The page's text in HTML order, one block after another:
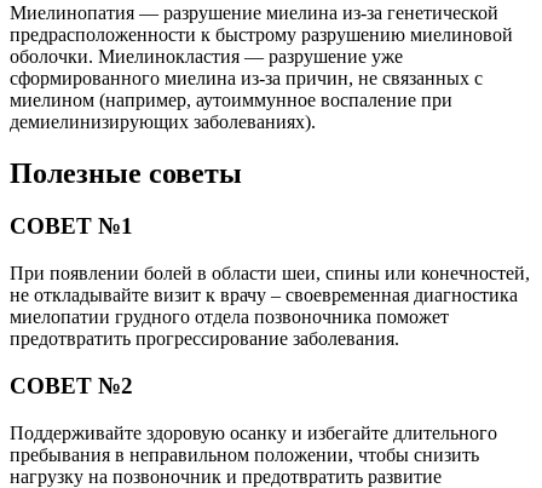
Миелинопатия — разрушение миелина из-за генетической
предрасположенности к быстрому разрушению миелиновой
оболочки. Миелинокластия — разрушение уже
сформированного миелина из-за причин, не связанных с
миелином (например, аутоиммунное воспаление при
демиелинизирующих заболеваниях).
Полезные советы
СОВЕТ №1
При появлении болей в области шеи, спины или конечностей,
не откладывайте визит к врачу – своевременная диагностика
миелопатии грудного отдела позвоночника поможет
предотвратить прогрессирование заболевания.
СОВЕТ №2
Поддерживайте здоровую осанку и избегайте длительного
пребывания в неправильном положении, чтобы снизить
нагрузку на позвоночник и предотвратить развитие